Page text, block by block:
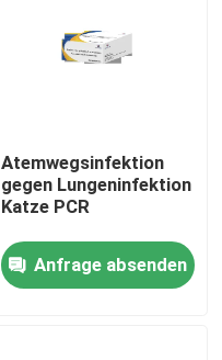
Atemwegsinfektion
gegen Lungeninfektion
Katze PCR
Anfrage absenden